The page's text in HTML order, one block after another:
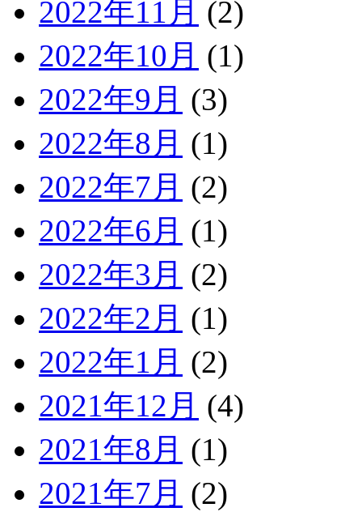
2022年11月 (2)
2022年10月 (1)
2022年9月 (3)
2022年8月 (1)
2022年7月 (2)
2022年6月 (1)
2022年3月 (2)
2022年2月 (1)
2022年1月 (2)
2021年12月 (4)
2021年8月 (1)
2021年7月 (2)